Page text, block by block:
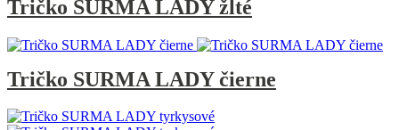
Tričko SURMA LADY žlté
Tričko SURMA LADY čierne